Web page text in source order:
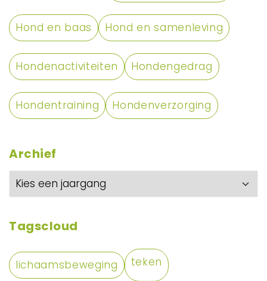
Hond en baas Hond en samenleving
Hondenactiviteiten Hondengedrag
Hondentraining Hondenverzorging
Archief
Tagscloud
lichaamsbeweging teken